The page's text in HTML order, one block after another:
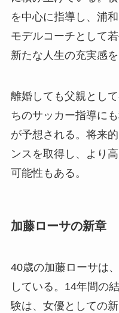
を中心に指導し、浦
モデルコーチとして
新たな人生の充実感
離婚しても父親とし
ちのサッカー指導に
が予想される。将来
ンスを取得し、より
可能性もある。
加藤ローサの新章
40歳の加藤ローサは
している。14年間の
験は、女優としての